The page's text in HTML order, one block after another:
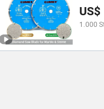
US$
1.000